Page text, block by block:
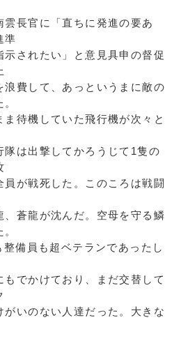
長官に「直ちに発進の要あ
準
されたい」と意見具申の督促
浪費して、あっというまに敵の
待機していた飛行機が次々と
隊は出撃してかろうじて1隻の
が戦死した。このころは戦闘
、蒼龍が沈んだ。空母を守る鱗
備員も超ベテランであったし
でかけており、まだ交替して
がいのない人達だった。大きな